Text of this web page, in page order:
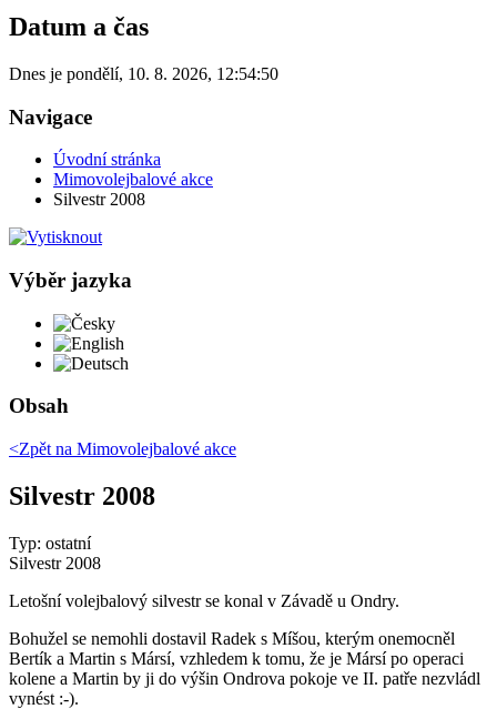
Datum a čas
Dnes je pondělí, 10. 8. 2026, 12:54:50
Navigace
Úvodní stránka
Mimovolejbalové akce
Silvestr 2008
Výběr jazyka
Česky
Obsah
<Zpět na Mimovolejbalové akce
Silvestr 2008
Typ: ostatní
Silvestr 2008
Letošní volejbalový silvestr se konal v Závadě u Ondry.
Bohužel se nemohli dostavil Radek s Míšou, kterým onemocněl
Bertík a Martin s Mársí, vzhledem k tomu, že je Mársí po operaci
kolene a Martin by ji do výšin Ondrova pokoje ve II. patře nezvládl
vynést :-).